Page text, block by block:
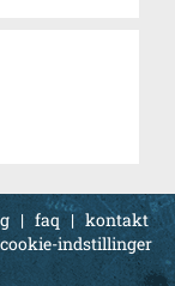
| faq | kontakt
cookie-indstillinger